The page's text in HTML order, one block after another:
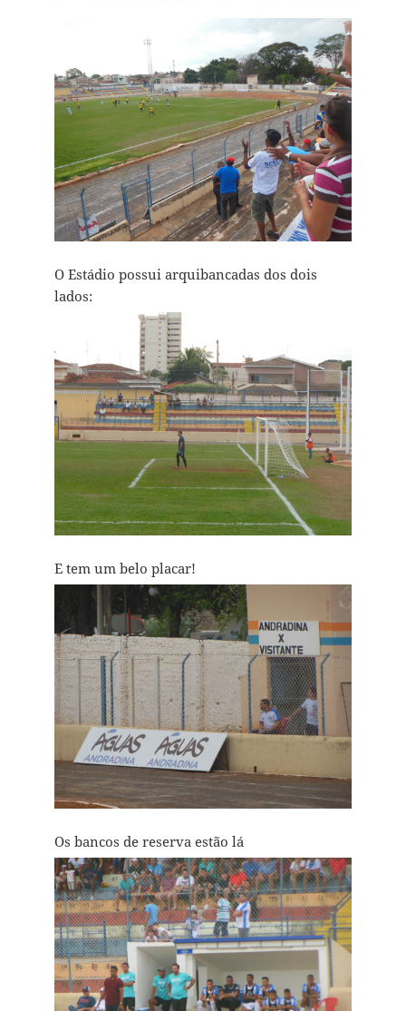
O Estádio possui arquibancadas dos dois
lados:
E tem um belo placar!
Os bancos de reserva estão lá